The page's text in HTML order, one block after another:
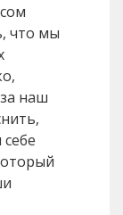
что мы
наш